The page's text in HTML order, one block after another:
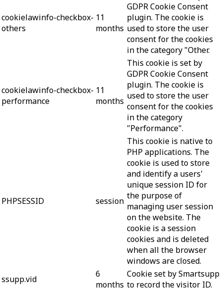
cookielawinfo-checkbox-
others
11
months
GDPR Cookie Consent
plugin. The cookie is
used to store the user
consent for the cookies
in the category "Other.
cookielawinfo-checkbox-
performance
11
months
This cookie is set by
GDPR Cookie Consent
plugin. The cookie is
used to store the user
consent for the cookies
in the category
"Performance".
PHPSESSID session
This cookie is native to
PHP applications. The
cookie is used to store
and identify a users'
unique session ID for
the purpose of
managing user session
on the website. The
cookie is a session
cookies and is deleted
when all the browser
windows are closed.
ssupp.vid
6
months
Cookie set by Smartsupp
to record the visitor ID.